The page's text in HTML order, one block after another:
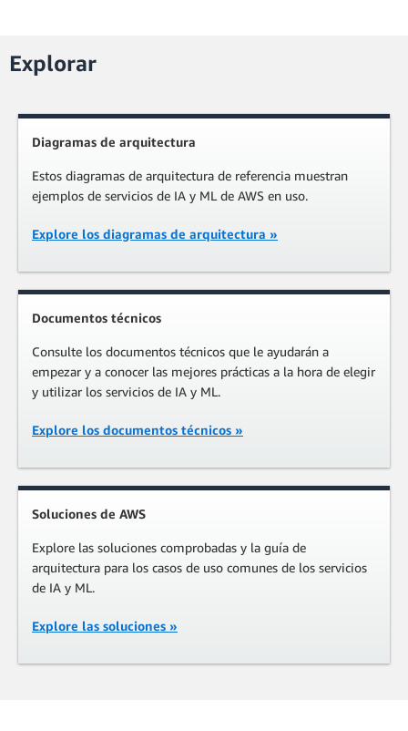
Explorar
Diagramas de arquitectura
Estos diagramas de arquitectura de referencia muestran
ejemplos de servicios de IA y ML de AWS en uso.
Explore los diagramas de arquitectura »
Documentos técnicos
Consulte los documentos técnicos que le ayudarán a
empezar y a conocer las mejores prácticas a la hora de elegir
y utilizar los servicios de IA y ML.
Explore los documentos técnicos »
Soluciones de AWS
Explore las soluciones comprobadas y la guía de
arquitectura para los casos de uso comunes de los servicios
de IA y ML.
Explore las soluciones »